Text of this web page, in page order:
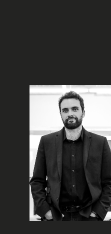
Pierre-
Olivier
Nadeau
Associé |
Stratégie